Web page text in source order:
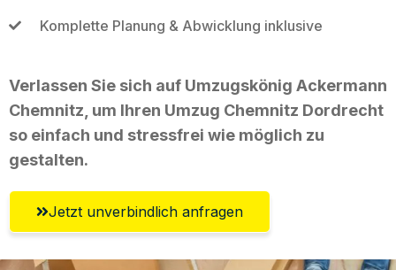
Komplette Planung & Abwicklung inklusive
Verlassen Sie sich auf Umzugskönig Ackermann
Chemnitz, um Ihren Umzug Chemnitz Dordrecht
so einfach und stressfrei wie möglich zu
gestalten.
Jetzt unverbindlich anfragen